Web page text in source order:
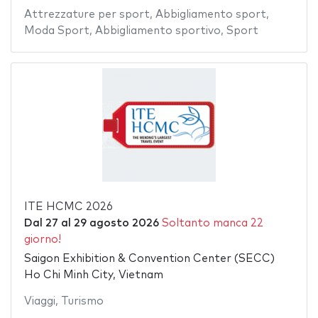
Attrezzature per sport, Abbigliamento sport,
Moda Sport, Abbigliamento sportivo, Sport
ITE HCMC 2026
Dal 27 al 29 agosto 2026 Soltanto manca 22
giorno!
Saigon Exhibition & Convention Center (SECC)
Ho Chi Minh City, Vietnam
Viaggi, Turismo